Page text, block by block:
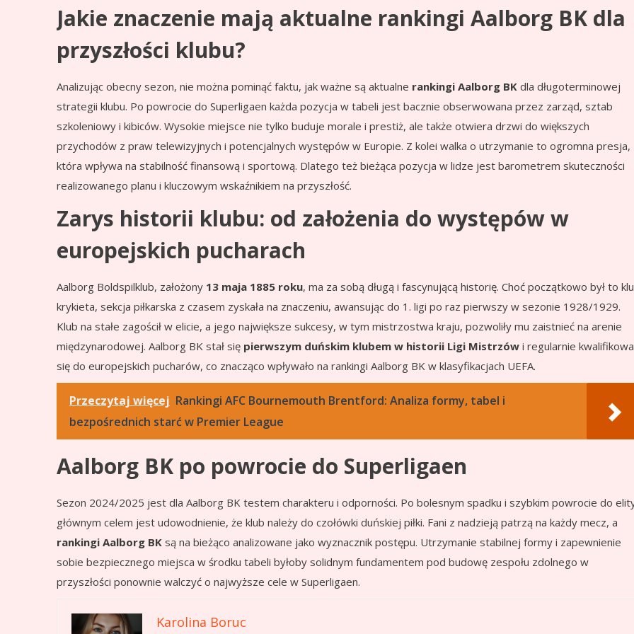
Jakie znaczenie mają aktualne rankingi Aalborg BK dla
przyszłości klubu?
Analizując obecny sezon, nie można pominąć faktu, jak ważne są aktualne rankingi Aalborg BK dla długoterminowej
strategii klubu. Po powrocie do Superligaen każda pozycja w tabeli jest bacznie obserwowana przez zarząd, sztab
szkoleniowy i kibiców. Wysokie miejsce nie tylko buduje morale i prestiż, ale także otwiera drzwi do większych
przychodów z praw telewizyjnych i potencjalnych występów w Europie. Z kolei walka o utrzymanie to ogromna presja,
która wpływa na stabilność finansową i sportową. Dlatego też bieżąca pozycja w lidze jest barometrem skuteczności
realizowanego planu i kluczowym wskaźnikiem na przyszłość.
Zarys historii klubu: od założenia do występów w
europejskich pucharach
Aalborg Boldspilklub, założony 13 maja 1885 roku, ma za sobą długą i fascynującą historię. Choć początkowo był to
krykieta, sekcja piłkarska z czasem zyskała na znaczeniu, awansując do 1. ligi po raz pierwszy w sezonie 1928/1929.
Klub na stałe zagościł w elicie, a jego największe sukcesy, w tym mistrzostwa kraju, pozwoliły mu zaistnieć na arenie
międzynarodowej. Aalborg BK stał się pierwszym duńskim klubem w historii Ligi Mistrzów i regularnie
się do europejskich pucharów, co znacząco wpływało na rankingi Aalborg BK w klasyfikacjach UEFA.
Przeczytaj więcej Rankingi AFC Bournemouth Brentford: Analiza formy, tabel i
bezpośrednich starć w Premier League
Aalborg BK po powrocie do Superligaen
Sezon 2024/2025 jest dla Aalborg BK testem charakteru i odporności. Po bolesnym spadku i szybkim powrocie do
głównym celem jest udowodnienie, że klub należy do czołówki duńskiej piłki. Fani z nadzieją patrzą na każdy mecz, a
rankingi Aalborg BK są na bieżąco analizowane jako wyznacznik postępu. Utrzymanie stabilnej formy i zapewnienie
sobie bezpiecznego miejsca w środku tabeli byłoby solidnym fundamentem pod budowę zespołu zdolnego w
przyszłości ponownie walczyć o najwyższe cele w Superligaen.
Karolina Boruc